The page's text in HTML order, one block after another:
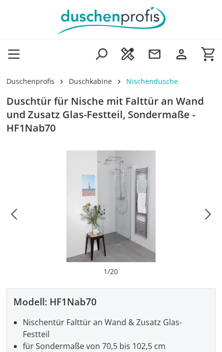
Zum Hauptinhalt springen
Duschenprofis Duschkabine Nischendusche
Duschtür für Nische mit Falttür an Wand
und Zusatz Glas-Festteil, Sondermaße -
HF1Nab70
1/20
Modell: HF1Nab70
Nischentür Falttür an Wand & Zusatz Glas-
Festteil
für Sondermaße von 70,5 bis 102,5 cm